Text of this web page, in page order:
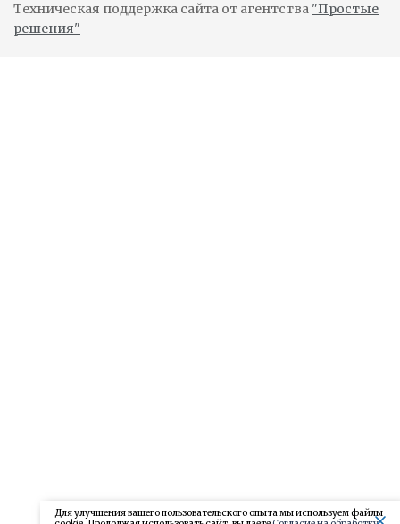
Техническая поддержка сайта от агентства "Простые
решения"
Для улучшения вашего пользовательского опыта мы используем файлы